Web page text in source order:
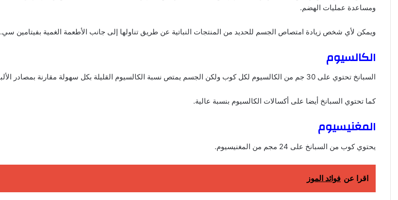
ومساعدة عمليات الهضم.
ويمكن لأي شخص زيادة امتصاص الجسم للحديد من المنتجات النباتية عن طريق تناولها إلى جانب الأطعمة الغمية بفيتامين سي.
الكالسيوم
السبانخ تحتوي على 30 جم من الكالسيوم لكل كوب ولكن الجسم يمتص نسبة الكالسيوم القليلة بكل سهولة مقارنة بمصادر الألبان.
كما تحتوي السبانخ أيضا على أكسالات الكالسيوم بنسبة عالية.
المغنيسيوم
يحتوي كوب من السبانخ على 24 مجم من المغنيسيوم.
اقرا عن فوائد الموز